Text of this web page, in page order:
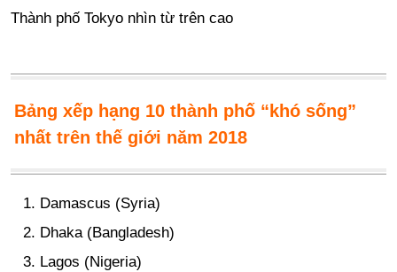
Thành phố Tokyo nhìn từ trên cao
Bảng xếp hạng 10 thành phố “khó sống”
nhất trên thế giới năm 2018
Damascus (Syria)
Dhaka (Bangladesh)
Lagos (Nigeria)